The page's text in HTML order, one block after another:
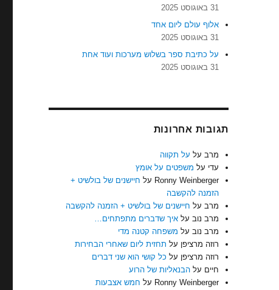
31 באוגוסט 2025
אלוף עולם ליום אחד
31 באוגוסט 2025
על כתיבת ספר בשלוש מערכות ועוד אחת
31 באוגוסט 2025
תגובות אחרונות
מרב על על תקווה
עדי על משפטים על אומץ
Ronny Weinberger על חיישנים של בולשיט +
הזמנה להקשבה
מרב על חיישנים של בולשיט + הזמנה להקשבה
מרב נוב עלאיך שדברים מתפתחים…
מרב נוב על משפחה קטנה מדי
רוזה מרציפן על תחזית ליום שאחרי הבחירות
רוזה מרציפן על כל קושי הוא שני דברים
חיים עלהבנאליות של הרוע
Ronny Weinberger על חמש אצבעות